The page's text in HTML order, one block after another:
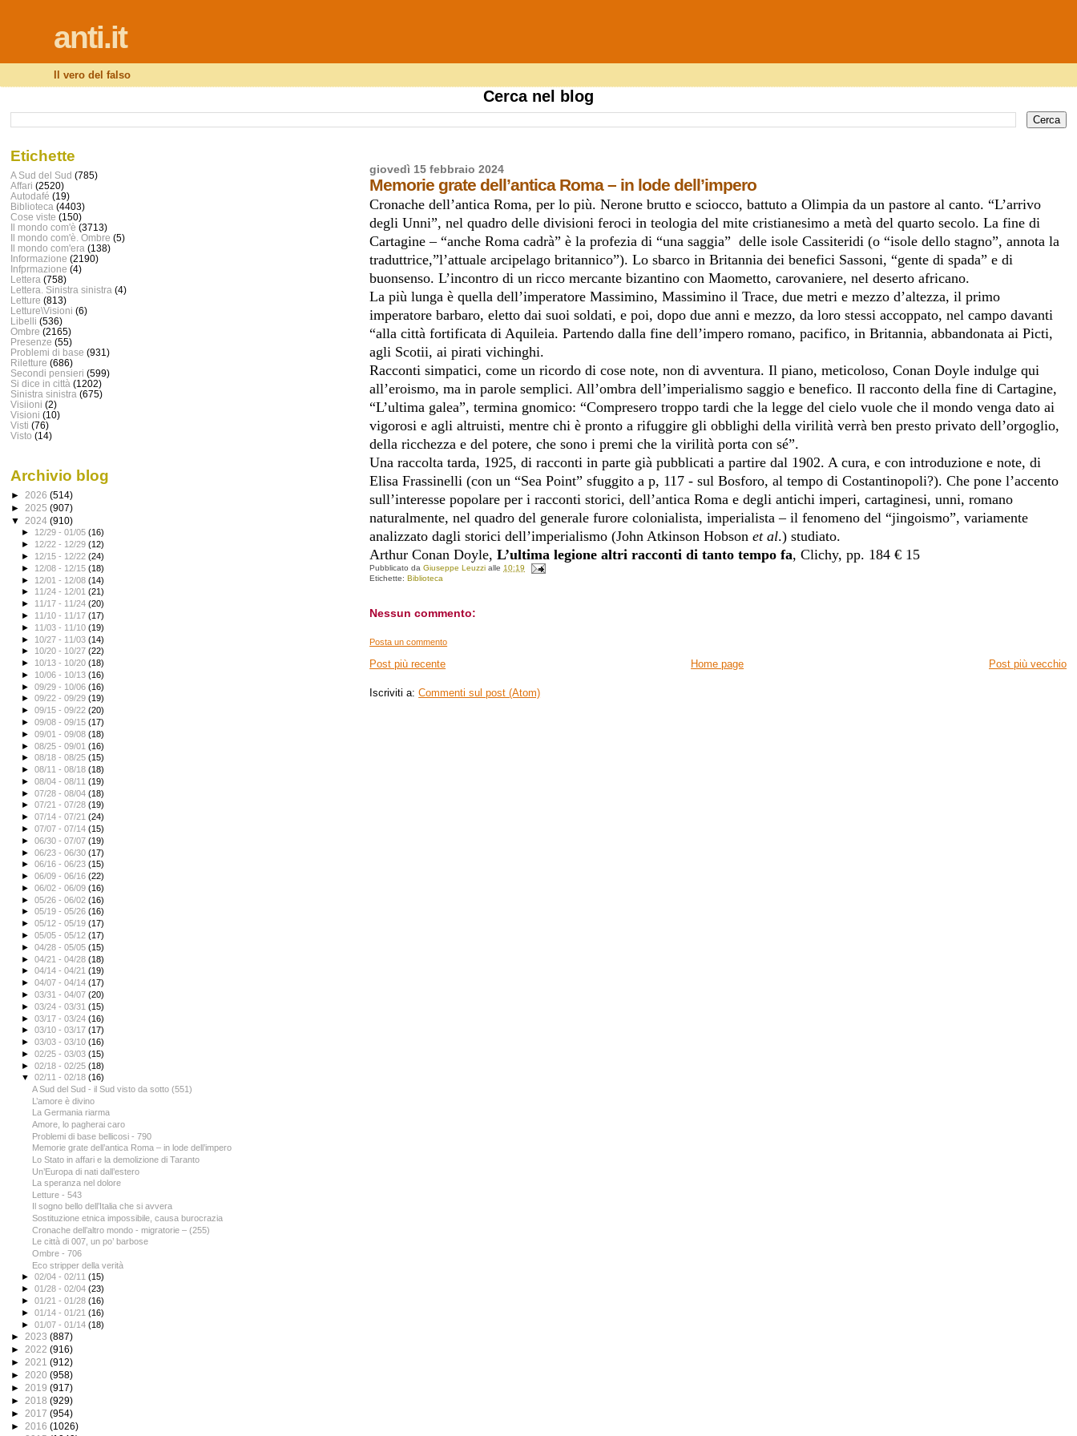
anti.it
Il vero del falso
Cerca nel blog
giovedì 15 febbraio 2024
Memorie grate dell’antica Roma – in lode dell’impero
Cronache dell’antica Roma, per lo più. Nerone brutto e sciocco, battuto a Olimpia da un pastore al canto. “L’arrivo
degli Unni”, nel quadro delle divisioni feroci in teologia del mite cristianesimo a metà del quarto secolo. La fine di
Cartagine – “anche Roma cadrà” è la profezia di “una saggia” delle isole Cassiteridi (o “isole dello stagno”, annota la
traduttrice,”l’attuale arcipelago britannico”). Lo sbarco in Britannia dei benefici Sassoni, “gente di spada” e di
buonsenso. L’incontro di un ricco mercante bizantino con Maometto, carovaniere, nel deserto africano.
La più lunga è quella dell’imperatore Massimino, Massimino il Trace, due metri e mezzo d’altezza, il primo
imperatore barbaro, eletto dai suoi soldati, e poi, dopo due anni e mezzo, da loro stessi accoppato, nel campo davanti
“alla città fortificata di Aquileia. Partendo dalla fine dell’impero romano, pacifico, in Britannia, abbandonata ai Picti,
agli Scotii, ai pirati vichinghi.
Racconti simpatici, come un ricordo di cose note, non di avventura. Il piano, meticoloso, Conan Doyle indulge qui
all’eroismo, ma in parole semplici. All’ombra dell’imperialismo saggio e benefico. Il racconto della fine di Cartagine,
“L’ultima galea”, termina gnomico: “Compresero troppo tardi che la legge del cielo vuole che il mondo venga dato ai
vigorosi e agli altruisti, mentre chi è pronto a rifuggire gli obblighi della virilità verrà ben presto privato dell’orgoglio,
della ricchezza e del potere, che sono i premi che la virilità porta con sé”.
Una raccolta tarda, 1925, di racconti in parte già pubblicati a partire dal 1902. A cura, e con introduzione e note, di
Elisa Frassinelli (con un “Sea Point” sfuggito a p, 117 - sul Bosforo, al tempo di Costantinopoli?). Che pone l’accento
sull’interesse popolare per i racconti storici, dell’antica Roma e degli antichi imperi, cartaginesi, unni, romano
naturalmente, nel quadro del generale furore colonialista, imperialista – il fenomeno del “jingoismo”, variamente
analizzato dagli storici dell’imperialismo (John Atkinson Hobsonet al.) studiato.
Arthur Conan Doyle,L’ultima legione altri racconti di tanto tempo fa, Clichy, pp. 184 € 15
Pubblicato daGiuseppe Leuzzi alle 10:19
Etichette:Biblioteca
Nessun commento:
Posta un commento
Post più recente Post più vecchio
Home page
Iscriviti a:Commenti sul post (Atom)
Etichette
A Sud del Sud (785)
Affari (2520)
Autodafé (19)
Biblioteca (4403)
Cose viste (150)
Il mondo com'è (3713)
Il mondo com'è. Ombre (5)
Il mondo com'era (138)
Informazione (2190)
Infprmazione (4)
Lettera (758)
Lettera. Sinistra sinistra (4)
Letture (813)
Letture\Visioni (6)
Libelli (536)
Ombre (2165)
Presenze (55)
Problemi di base (931)
Riletture (686)
Secondi pensieri (599)
Si dice in città (1202)
Sinistra sinistra (675)
Visiioni (2)
Visioni (10)
Visti (76)
Visto (14)
Archivio blog
► 2026 (514)
► 2025 (907)
▼ 2024 (910)
► 12/29 - 01/05(16)
► 12/22 - 12/29(12)
► 12/15 - 12/22(24)
► 12/08 - 12/15(18)
► 12/01 - 12/08(14)
► 11/24 - 12/01(21)
► 11/17 - 11/24(20)
► 11/10 - 11/17(17)
► 11/03 - 11/10(19)
► 10/27 - 11/03(14)
► 10/20 - 10/27(22)
► 10/13 - 10/20(18)
► 10/06 - 10/13(16)
►09/29 - 10/06(16)
►09/22 - 09/29(19)
►09/15 - 09/22(20)
►09/08 - 09/15(17)
►09/01 - 09/08(18)
►08/25 - 09/01(16)
►08/18 - 08/25(15)
►08/11 - 08/18(18)
►08/04 - 08/11(19)
►07/28 - 08/04(18)
►07/21 - 07/28(19)
►07/14 - 07/21(24)
►07/07 - 07/14(15)
►06/30 - 07/07(19)
►06/23 - 06/30(17)
►06/16 - 06/23(15)
►06/09 - 06/16(22)
►06/02 - 06/09(16)
►05/26 - 06/02(16)
►05/19 - 05/26(16)
►05/12 - 05/19(17)
►05/05 - 05/12(17)
►04/28 - 05/05(15)
►04/21 - 04/28(18)
►04/14 - 04/21(19)
►04/07 - 04/14(17)
►03/31 - 04/07(20)
►03/24 - 03/31(15)
►03/17 - 03/24(16)
►03/10 - 03/17(17)
►03/03 - 03/10(16)
►02/25 - 03/03(15)
►02/18 - 02/25(18)
▼02/11 - 02/18(16)
A Sud del Sud - il Sud visto da sotto (551)
L’amore è divino
La Germania riarma
Amore, lo pagherai caro
Problemi di base bellicosi - 790
Memorie grate dell’antica Roma – in lode dell’impero
Lo Stato in affari e la demolizione di Taranto
Un’Europa di nati dall’estero
La speranza nel dolore
Letture - 543
Il sogno bello dell’Italia che si avvera
Sostituzione etnica impossibile, causa burocrazia
Cronache dell’altro mondo - migratorie – (255)
Le città di 007, un po’ barbose
Ombre - 706
Eco stripper della verità
►02/04 - 02/11(15)
►01/28 - 02/04(23)
►01/21 - 01/28(16)
►01/14 - 01/21(16)
►01/07 - 01/14(18)
► 2023 (887)
► 2022 (916)
► 2021 (912)
► 2020 (958)
► 2019 (917)
► 2018 (929)
► 2017 (954)
► 2016 (1026)